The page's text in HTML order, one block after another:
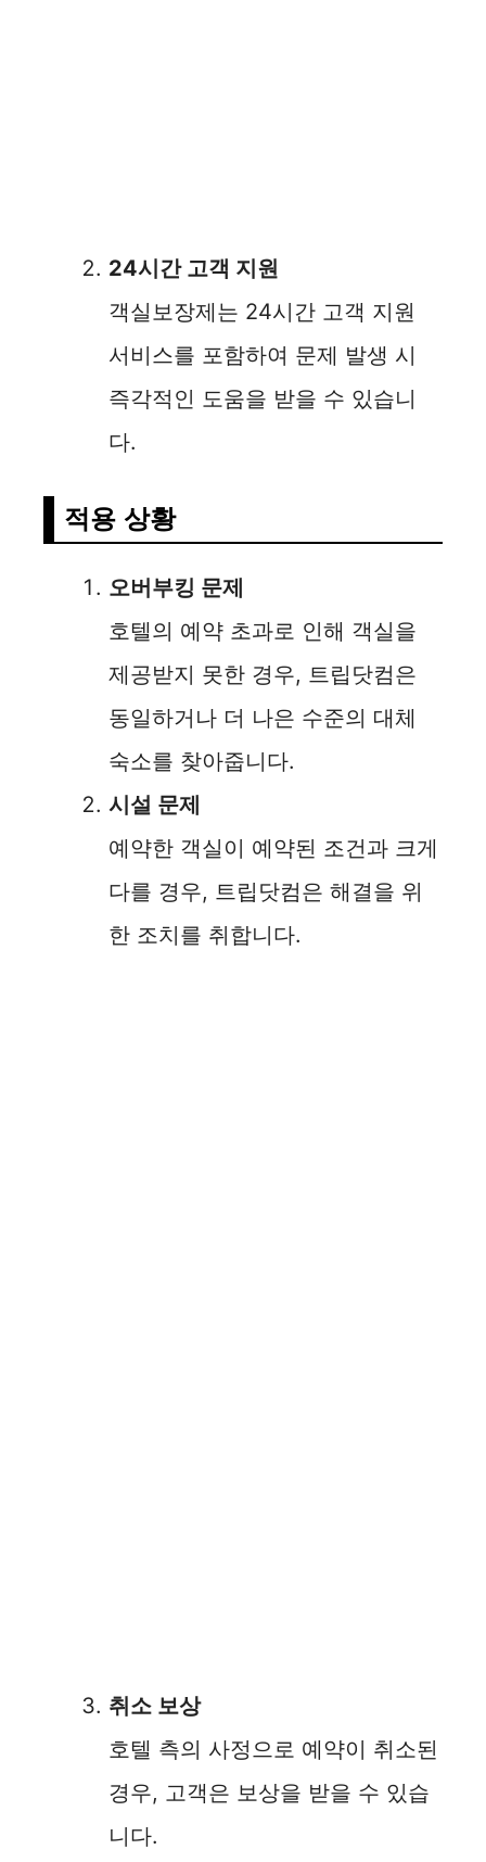
24시간 고객 지원
객실보장제는 24시간 고객 지원
서비스를 포함하여 문제 발생 시
즉각적인 도움을 받을 수 있습니
다.
적용 상황
오버부킹 문제
호텔의 예약 초과로 인해 객실을
제공받지 못한 경우, 트립닷컴은
동일하거나 더 나은 수준의 대체
숙소를 찾아줍니다.
시설 문제
예약한 객실이 예약된 조건과 크게
다를 경우, 트립닷컴은 해결을 위
한 조치를 취합니다.
취소 보상
호텔 측의 사정으로 예약이 취소된
경우, 고객은 보상을 받을 수 있습
니다.